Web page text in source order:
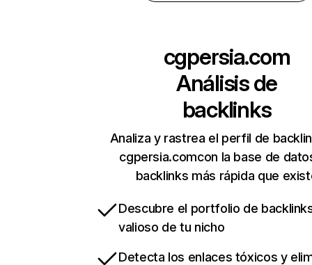
cgpersia.com
Análisis de
backlinks
Analiza y rastrea el perfil de
cgpersia.comcon la base de
backlinks más rápida que
Descubre el portfolio de
valioso de tu nicho
Detecta los enlaces tóxicos y